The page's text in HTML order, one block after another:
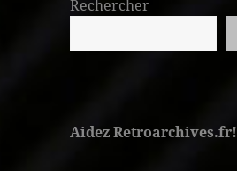
Rechercher
Aidez Retroarchives.fr!